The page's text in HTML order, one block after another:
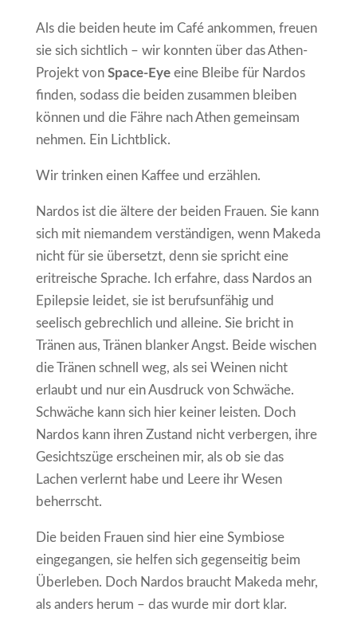
Als die beiden heute im Café ankommen, freuen
sie sich sichtlich – wir konnten über das Athen-
Projekt von Space-Eyeeine Bleibe für Nardos
finden, sodass die beiden zusammen bleiben
können und die Fähre nach Athen gemeinsam
nehmen. Ein Lichtblick.
Wir trinken einen Kaffee und erzählen.
Nardos ist die ältere der beiden Frauen. Sie kann
sich mit niemandem verständigen, wenn Makeda
nicht für sie übersetzt, denn sie spricht eine
eritreische Sprache. Ich erfahre, dass Nardos an
Epilepsie leidet, sie ist berufsunfähig und
seelisch gebrechlich und alleine. Sie bricht in
Tränen aus, Tränen blanker Angst. Beide wischen
die Tränen schnell weg, als sei Weinen nicht
erlaubt und nur ein Ausdruck von Schwäche.
Schwäche kann sich hier keiner leisten. Doch
Nardos kann ihren Zustand nicht verbergen, ihre
Gesichtszüge erscheinen mir, als ob sie das
Lachen verlernt habe und Leere ihr Wesen
beherrscht.
Die beiden Frauen sind hier eine Symbiose
eingegangen, sie helfen sich gegenseitig beim
Überleben. Doch Nardos braucht Makeda mehr,
als anders herum – das wurde mir dort klar.